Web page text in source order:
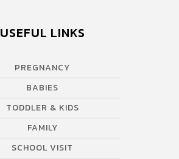
USEFUL LINKS
PREGNANCY
BABIES
TODDLER & KIDS
FAMILY
SCHOOL VISIT